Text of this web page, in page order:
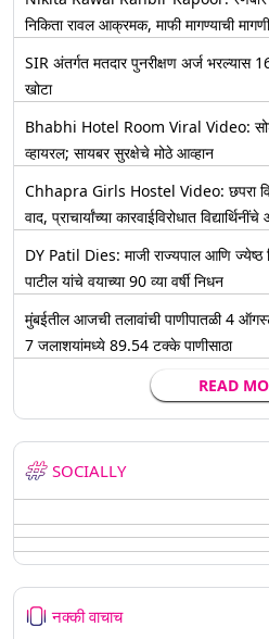
निकिता रावल आक्रमक, माफी मागण्याची मागणी
SIR अंतर्गत मतदार पुनरीक्षण अर्ज भरल्यास
खोटा
Bhabhi Hotel Room Viral Video:
व्हायरल; सायबर सुरक्षेचे मोठे आव्हान
Chhapra Girls Hostel Video: छपरा
वाद, प्राचार्यांच्या कारवाईविरोधात
DY Patil Dies: माजी राज्यपाल आणि ज्येष्ठ
पाटील यांचे वयाच्या 90 व्या वर्षी निधन
मुंबईतील आजची तलावांची पाणीपातळी 4
7 जलाशयांमध्ये 89.54 टक्के पाणीसाठा
READ
SOCIALLY
नक्की वाचाच